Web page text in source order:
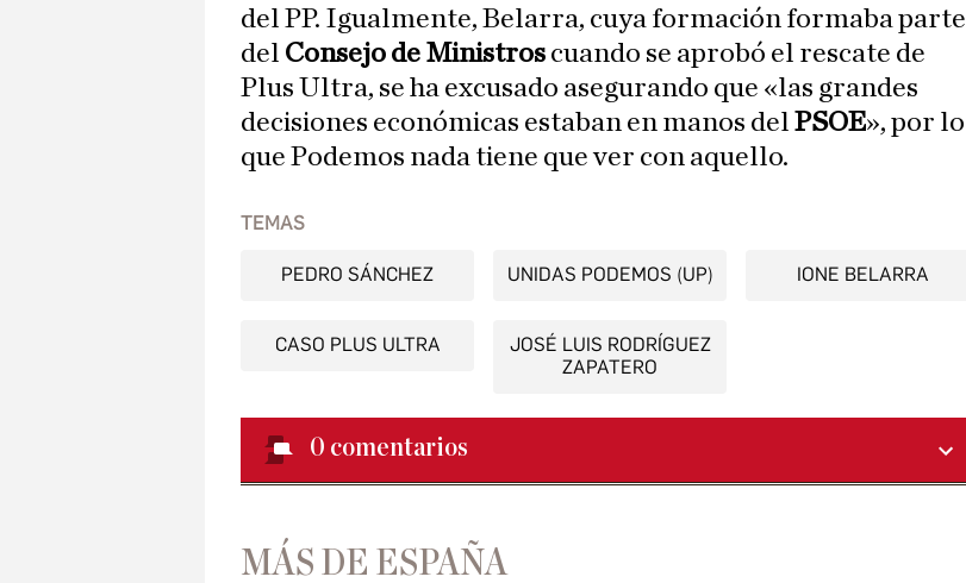
del PP. Igualmente, Belarra, cuya formación formaba parte
del Consejo de Ministros cuando se aprobó el rescate de
Plus Ultra, se ha excusado asegurando que «las grandes
decisiones económicas estaban en manos del PSOE», por lo
que Podemos nada tiene que ver con aquello.
TEMAS
PEDRO SÁNCHEZ UNIDAS PODEMOS (UP) IONE BELARRA
CASO PLUS ULTRA
JOSÉ LUIS RODRÍGUEZ
ZAPATERO
0 comentarios
MÁS DE ESPAÑA